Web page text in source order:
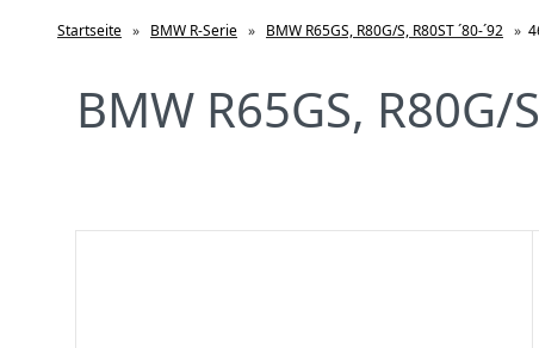
Startseite » BMW R-Serie » BMW R65GS, R80G/S, R80ST ´80-´92 »
BMW R65GS, R80G/